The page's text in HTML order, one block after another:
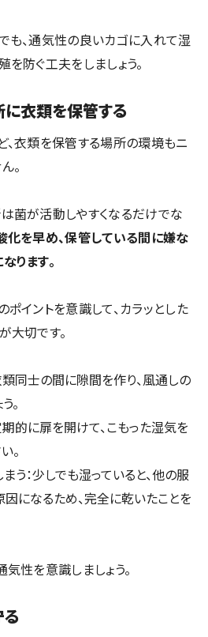
も、通気性の良いカゴに入れて湿
防ぐ工夫をしましょう。
衣類を保管する
、衣類を保管する場所の環境もニ
。
菌が活動しやすくなるだけでな
を早め、保管している間に嫌な
ります。
イントを意識して、カラッとした
大切です。
同士の間に隙間を作り、風通しの
。
的に扉を開けて、こもった湿気を
。
う：少しでも湿っていると、他の服
になるため、完全に乾いたことを
性を意識しましょう。